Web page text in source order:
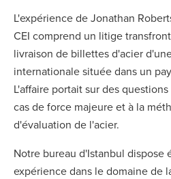
L'expérience de Jonathan
CEI comprend un litige
livraison de billettes d'acier
internationale située dans un
L'affaire portait sur des
cas de force majeure et à la
d'évaluation de l'acier.
Notre bureau d'Istanbul dispose
expérience dans le domaine de